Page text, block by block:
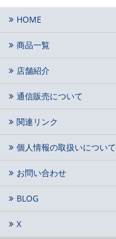
HOME
商品一覧
店舗紹介
通信販売について
関連リンク
個人情報の取扱いについて
お問い合わせ
BLOG
X